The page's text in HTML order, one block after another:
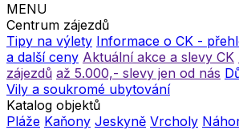
MENU
Centrum zájezdů
Tipy na výlety Informace o CK -
a další ceny Aktuální akce a slevy CK
zájezdů až 5.000,- slevy jen od nás
Vily a soukromé ubytování
Katalog objektů
Pláže Kaňony Jeskyně Vrcholy